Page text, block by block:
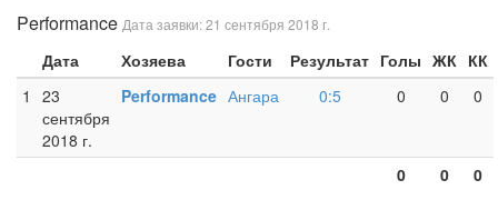
Performance Дата заявки: 21 сентября 2018 г.
Дата Хозяева Гости Результат Голы ЖК КК
1
23
сентября
2018 г.
Performance Ангара 0:5 0 0 0
0 0 0